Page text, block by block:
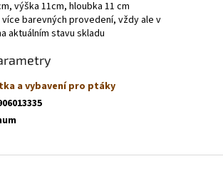
výška 11cm, hloubka 11 cm
barevných provedení, vždy ale v
aktuálním stavu skladu
a vybavení pro ptáky